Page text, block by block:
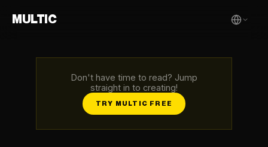
MULTIC
Don't have time to read? Jump
straight in to creating!
TRY MULTIC FREE